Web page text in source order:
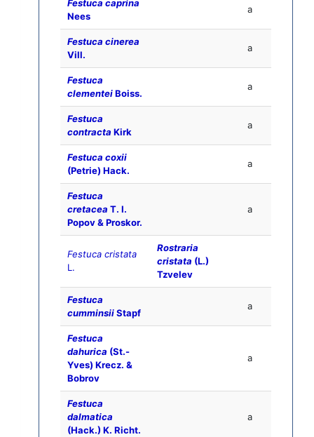
Festuca caprina
Nees
a
Festuca cinerea
Vill.
a
Festuca
clementeiBoiss.
a
Festuca
contracta Kirk
a
Festuca coxii
(Petrie) Hack.
a
Festuca
cretacea T. I.
Popov & Proskor.
a
Festuca cristata
L.
Rostraria
cristata (L.)
Tzvelev
Festuca
cumminsiiStapf
a
Festuca
dahurica (St.-
Yves) Krecz. &
Bobrov
a
Festuca
dalmatica
(Hack.) K. Richt.
a